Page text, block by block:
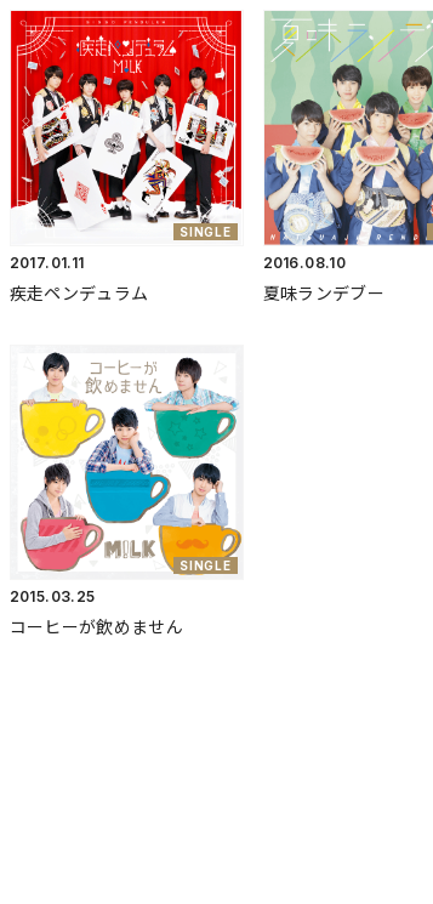
SINGLE
2017. 01.11
疾走ペンデュラム
2016.08.10
夏味ランデブー
SINGLE
2015. 03.25
コーヒーが飲めません